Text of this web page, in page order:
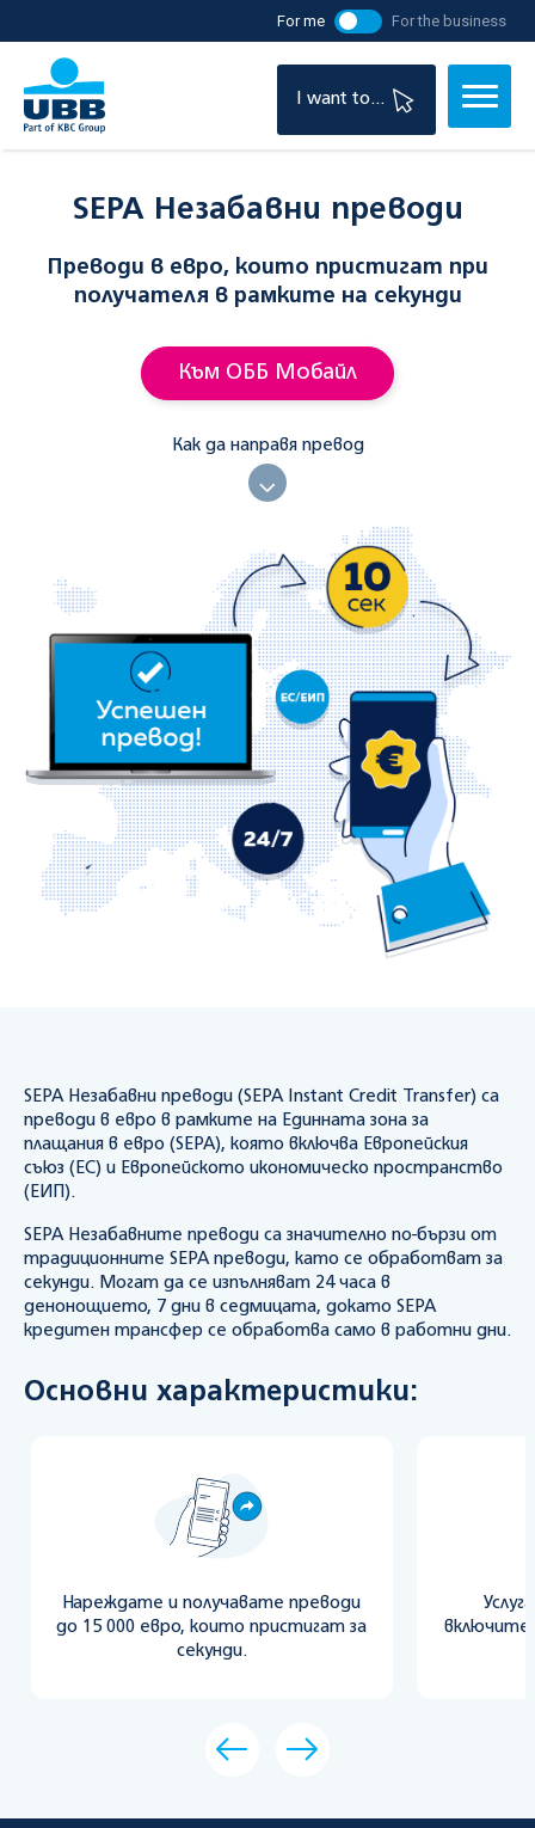
For me For the business
I want to...
SEPA Незабавни преводи
Преводи в евро, които пристигат при
получателя в рамките на секунди
Към ОББ Мобайл
Как да направя превод
SEPA Незабавни преводи (SEPA Instant Credit Transfer) са
преводи в евро в рамките на Единната зона за
плащания в евро (SEPA), която включва Европейския
съюз (ЕС) и Европейското икономическо пространство
(ЕИП).
SEPA Незабавните преводи са значително по-бързи от
традиционните SEPA преводи, като се обработват за
секунди. Могат да се изпълняват 24 часа в
денонощието, 7 дни в седмицата, докато SEPA
кредитен трансфер се обработва само в работни дни.
Основни характеристики:
Нареждате и получавате преводи
до 15 000 евро, които пристигат за
секунди.